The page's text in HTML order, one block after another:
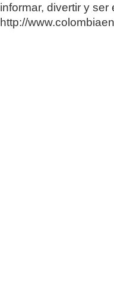
informar, divertir y
http://